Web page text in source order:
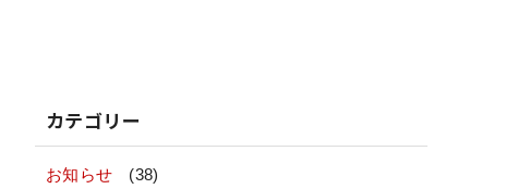
カテゴリー
お知らせ (38)